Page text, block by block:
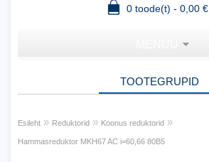
0toode(t) - 0,00€
TOOTEGRUPID
Esileht » Reduktorid » Koonus reduktorid »
Hammasreduktor MKH67 AC i=60,66 80B5